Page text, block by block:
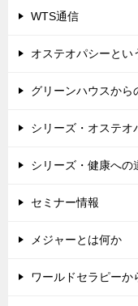
WTS通信
オステオパシーとい
グリーンハウスから
シリーズ・オステオ
シリーズ・健康への
セミナー情報
メジャーとは何か
ワールドセラピーか